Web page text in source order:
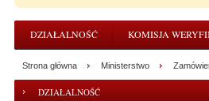
DZIAŁALNOŚĆ KOMISJA
DZIAŁALNOŚĆ
Strona główna Ministerstwo